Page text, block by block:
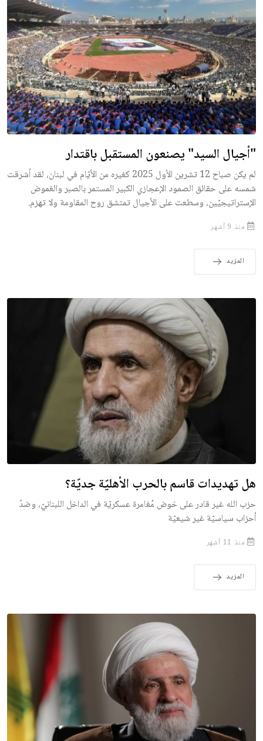
"أجيال السيد" يصنعون المستقبل باقتدار
لم يكن صباح 12 تشرين الأول 2025 كغيره من الأيّام في لبنان، لقد أشرقت
شمسه على حقائق الصمود الإعجازي الكبير المستمر بالصبر والغموض
الإستراتيجيّين، وسطعت على الأجيال تمتشق روح المقاومة ولا تهزم.
منذ 9 أشهر
المزيد
هل تهديدات قاسم بالحرب الأهليّة جديّة؟
حزب الله غير قادر على خوض مُغامرة عسكريّة في الداخل اللبنانيّ، وضدّ
أحزاب سياسيّة غير شيعيّة
منذ 11 أشهر
المزيد